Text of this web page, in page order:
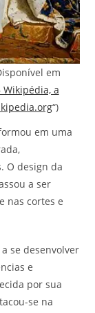
em
Wikipédia, a
“)
em uma
O design da
a ser
nas cortes e
se desenvolver
e
por sua
se na